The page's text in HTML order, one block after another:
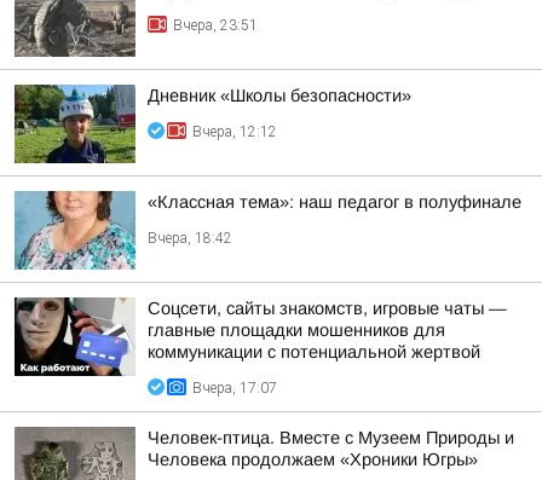
Вчера, 23:51
Дневник «Школы безопасности»
Вчера, 12:12
«Классная тема»: наш педагог в полуфинале
Вчера, 18:42
Соцсети, сайты знакомств, игровые чаты —
главные площадки мошенников для
коммуникации с потенциальной жертвой
Вчера, 17:07
Человек-птица. Вместе с Музеем Природы и
Человека продолжаем «Хроники Югры»